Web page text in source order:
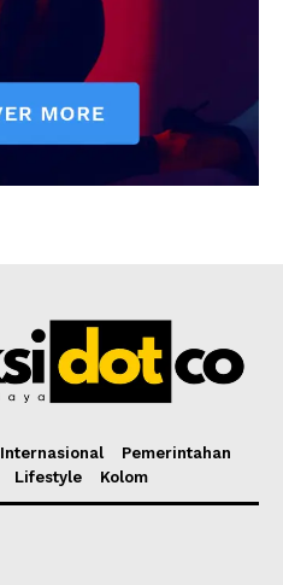
Internasional
Pemerintahan
Lifestyle Kolom